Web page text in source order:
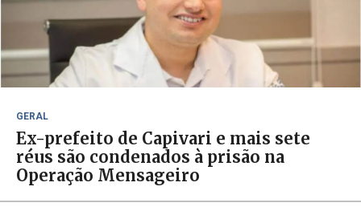
GERAL
Ex-prefeito de Capivari e mais sete
réus são condenados à prisão na
Operação Mensageiro